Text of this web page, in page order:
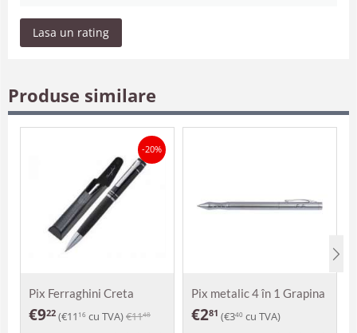
Lasa un rating
Produse similare
-20%
Pix Ferraghini Creta
€922 (€11 16 cu TVA)€1148
Pix metalic 4 în 1 Grapina
€281 (€340 cu TVA)